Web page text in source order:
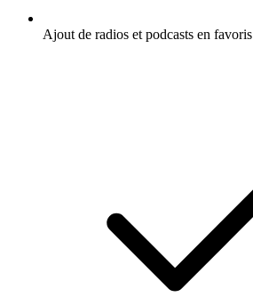
Ajout de radios et podcasts en favoris